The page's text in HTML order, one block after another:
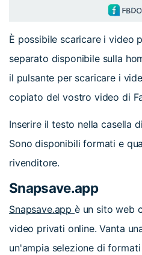
È possibile scaricare i video
separato disponibile sulla
il pulsante per scaricare i
copiato del vostro video di
Inserire il testo nella casella
Sono disponibili formati e
rivenditore.
Snapsave.app
Snapsave.app è un sito web
video privati online. Vanta
un'ampia selezione di